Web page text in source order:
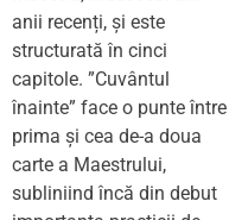
anii recenți, și este
structurată în cinci
capitole. ”Cuvântul
înainte” face o punte între
prima și cea de-a doua
carte a Maestrului,
subliniind încă din debut